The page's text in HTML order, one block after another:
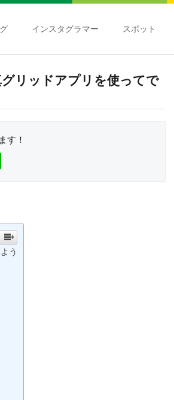
インスタグラマー スポット
リッドアプリを使ってで
す！
う